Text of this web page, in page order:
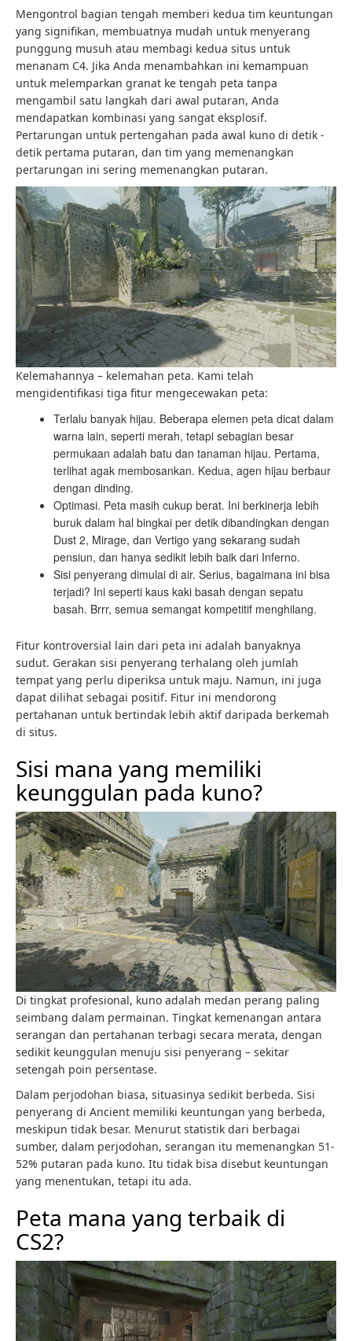
Mengontrol bagian tengah memberi kedua tim keuntungan
yang signifikan, membuatnya mudah untuk menyerang
punggung musuh atau membagi kedua situs untuk
menanam C4. Jika Anda menambahkan ini kemampuan
untuk melemparkan granat ke tengah peta tanpa
mengambil satu langkah dari awal putaran, Anda
mendapatkan kombinasi yang sangat eksplosif.
Pertarungan untuk pertengahan pada awal kuno di detik -
detik pertama putaran, dan tim yang memenangkan
pertarungan ini sering memenangkan putaran.
Kelemahannya – kelemahan peta. Kami telah
mengidentifikasi tiga fitur mengecewakan peta:
Terlalu banyak hijau. Beberapa elemen peta dicat dalam
warna lain, seperti merah, tetapi sebagian besar
permukaan adalah batu dan tanaman hijau. Pertama,
terlihat agak membosankan. Kedua, agen hijau berbaur
dengan dinding.
Optimasi. Peta masih cukup berat. Ini berkinerja lebih
buruk dalam hal bingkai per detik dibandingkan dengan
Dust 2, Mirage, dan Vertigo yang sekarang sudah
pensiun, dan hanya sedikit lebih baik dari Inferno.
Sisi penyerang dimulai di air. Serius, bagaimana ini bisa
terjadi? Ini seperti kaus kaki basah dengan sepatu
basah. Brrr, semua semangat kompetitif menghilang.
Fitur kontroversial lain dari peta ini adalah banyaknya
sudut. Gerakan sisi penyerang terhalang oleh jumlah
tempat yang perlu diperiksa untuk maju. Namun, ini juga
dapat dilihat sebagai positif. Fitur ini mendorong
pertahanan untuk bertindak lebih aktif daripada berkemah
di situs.
Sisi mana yang memiliki
keunggulan pada kuno?
Di tingkat profesional, kuno adalah medan perang paling
seimbang dalam permainan. Tingkat kemenangan antara
serangan dan pertahanan terbagi secara merata, dengan
sedikit keunggulan menuju sisi penyerang – sekitar
setengah poin persentase.
Dalam perjodohan biasa, situasinya sedikit berbeda. Sisi
penyerang di Ancient memiliki keuntungan yang berbeda,
meskipun tidak besar. Menurut statistik dari berbagai
sumber, dalam perjodohan, serangan itu memenangkan 51-
52% putaran pada kuno. Itu tidak bisa disebut keuntungan
yang menentukan, tetapi itu ada.
Peta mana yang terbaik di
CS2?